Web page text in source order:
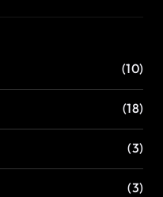
(10)
(18)
(3)
(3)